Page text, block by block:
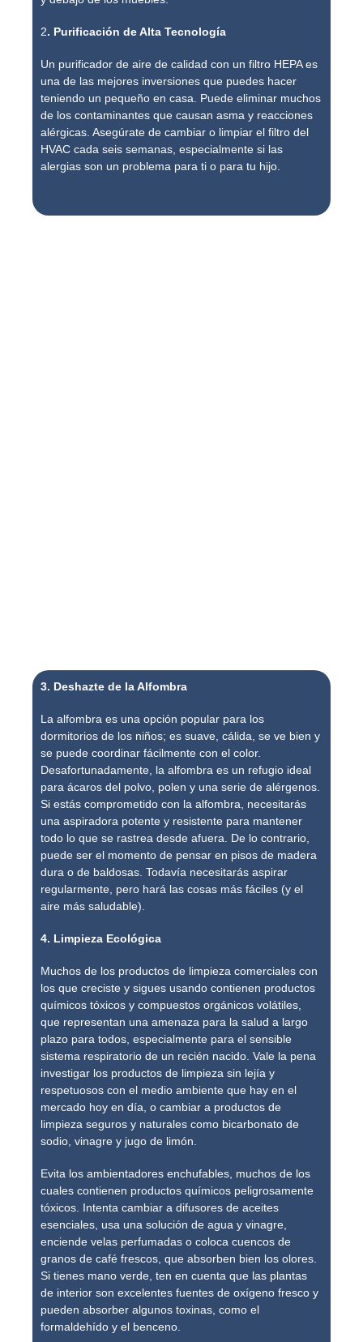
2. Purificación de Alta Tecnología
Un purificador de aire de calidad con un filtro HEPA es
una de las mejores inversiones que puedes hacer
teniendo un pequeño en casa. Puede eliminar muchos
de los contaminantes que causan asma y reacciones
alérgicas. Asegúrate de cambiar o limpiar el filtro del
HVAC cada seis semanas, especialmente si las
alergias son un problema para ti o para tu hijo.
3. Deshazte de la Alfombra
La alfombra es una opción popular para los
dormitorios de los niños; es suave, cálida, se ve bien y
se puede coordinar fácilmente con el color.
Desafortunadamente, la alfombra es un refugio ideal
para ácaros del polvo, polen y una serie de alérgenos.
Si estás comprometido con la alfombra, necesitarás
una aspiradora potente y resistente para mantener
todo lo que se rastrea desde afuera. De lo contrario,
puede ser el momento de pensar en pisos de madera
dura o de baldosas. Todavía necesitarás aspirar
regularmente, pero hará las cosas más fáciles (y el
aire más saludable).
4. Limpieza Ecológica
Muchos de los productos de limpieza comerciales con
los que creciste y sigues usando contienen productos
químicos tóxicos y compuestos orgánicos volátiles,
que representan una amenaza para la salud a largo
plazo para todos, especialmente para el sensible
sistema respiratorio de un recién nacido. Vale la pena
investigar los productos de limpieza sin lejía y
respetuosos con el medio ambiente que hay en el
mercado hoy en día, o cambiar a productos de
limpieza seguros y naturales como bicarbonato de
sodio, vinagre y jugo de limón.
Evita los ambientadores enchufables, muchos de los
cuales contienen productos químicos peligrosamente
tóxicos. Intenta cambiar a difusores de aceites
esenciales, usa una solución de agua y vinagre,
enciende velas perfumadas o coloca cuencos de
granos de café frescos, que absorben bien los olores.
Si tienes mano verde, ten en cuenta que las plantas
de interior son excelentes fuentes de oxígeno fresco y
pueden absorber algunos toxinas, como el
formaldehído y el benceno.